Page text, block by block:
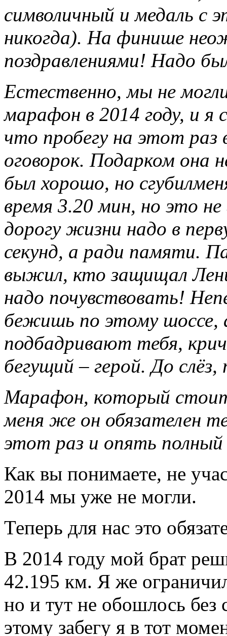
символичный и медаль с
никогда). На финише
поздравлениями! Надо
Естественно, мы не
марафон в 2014 году, и я
что пробегу на этот раз
оговорок. Подарком она
был хорошо, но
время 3.20 мин, но это
дорогу жизни надо в
секунд, а ради памяти.
выжил, кто защищал
надо почувствовать!
бежишь по этому шоссе,
подбадривают тебя,
бегущий – герой. До
Марафон, который
меня же он обязателен
этот раз и опять
Как вы понимаете, не
2014 мы уже не могли.
Теперь для нас это
В 2014 году мой брат
42.195 км. Я же
но и тут не обошлось без
этому забегу я в тот